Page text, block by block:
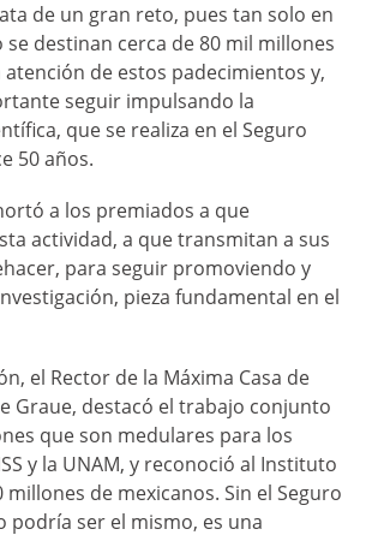
de un gran reto, pues tan solo en
se destinan cerca de 80 mil millones
atención de estos padecimientos y,
seguir impulsando la
que se realiza en el Seguro
50 años.
a los premiados a que
actividad, a que transmitan a sus
para seguir promoviendo y
pieza fundamental en el
el Rector de la Máxima Casa de
Graue, destacó el trabajo conjunto
que son medulares para los
y la UNAM, y reconoció al Instituto
de mexicanos. Sin el Seguro
podría ser el mismo, es una